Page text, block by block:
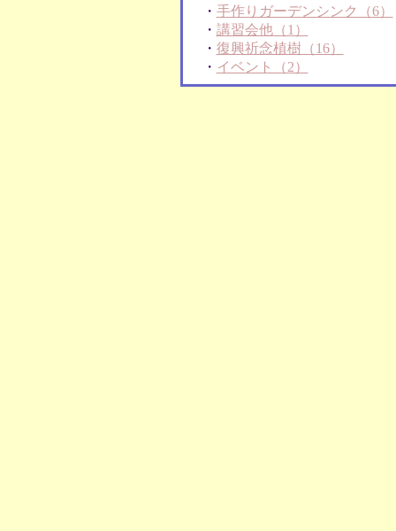
・ 手作りガーデンシンク（6）
・ 講習会他（1）
・ 復興祈念植樹（16）
・ イベント（2）